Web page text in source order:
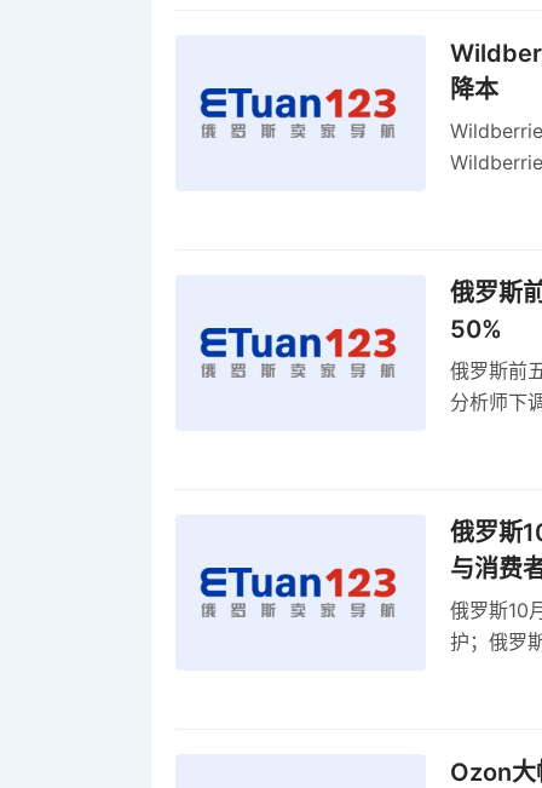
降本
俄罗斯
50%
俄罗斯前
分析师下
俄罗斯
与消费
俄罗斯10
护；俄罗
Ozon大